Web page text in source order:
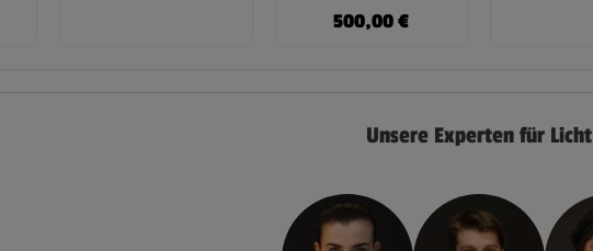
500,00€
Unsere Experten für Licht